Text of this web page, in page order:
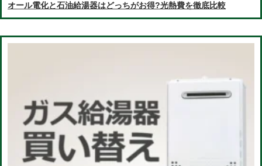
オール電化と石油給湯器はどっちがお得?光熱費を徹底比較